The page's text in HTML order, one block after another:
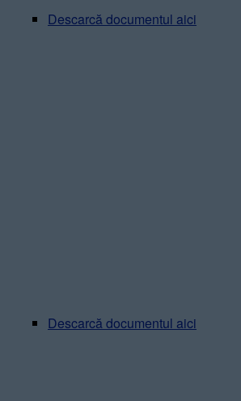
Descarcă documentul aici
Descarcă documentul aici